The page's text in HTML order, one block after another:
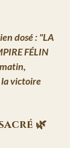
dosé : "LA
FÉLIN
la victoire
🌿